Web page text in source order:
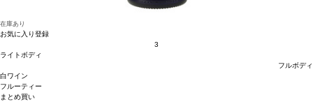
在庫あり
お気に入り登録
3
ライトボディ
フルボディ
白ワイン
フルーティー
まとめ買い